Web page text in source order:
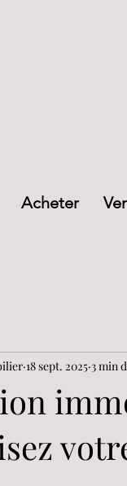
Acheter
18 sept. 2025 3 min